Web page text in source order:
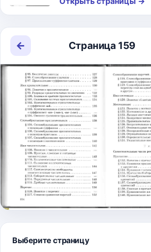
← Страница 159
Выберите страницу